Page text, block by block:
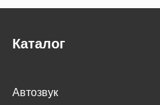
Каталог
Автозвук